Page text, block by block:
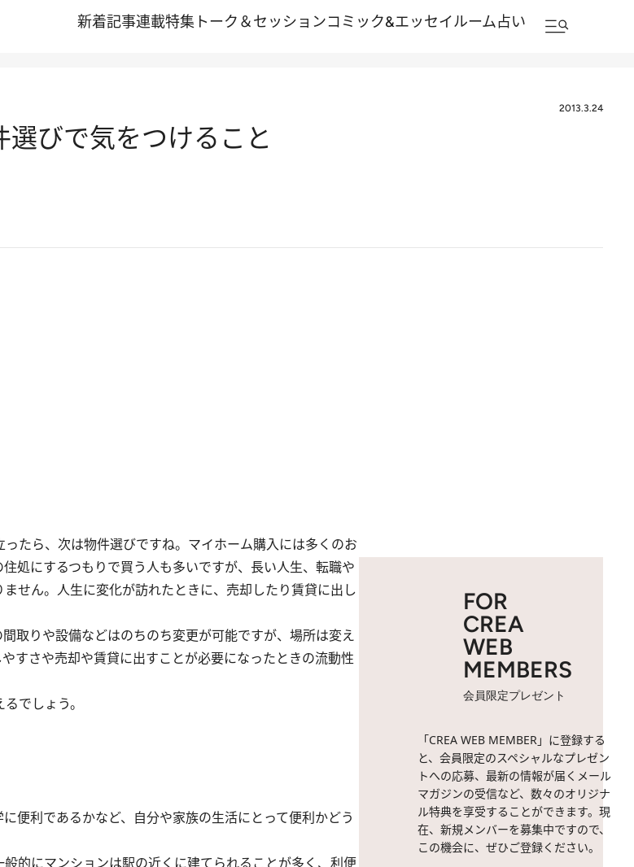
新着記事連載特集 トーク＆セッションコミック&エッセイルーム占い
2013.3.24
びで気をつけること
たら、次は物件選びですね。マイホーム購入には多くのお
処にするつもりで買う人も多いですが、長い人生、転職や
せん。人生に変化が訪れたときに、売却したり賃貸に出し
取りや設備などはのちのち変更が可能ですが、場所は変え
すさや売却や賃貸に出すことが必要になったときの流動性
でしょう。
便利であるかなど、自分や家族の生活にとって便利かどう
的にマンションは駅の近くに建てられることが多く、利便
FOR
CREA
WEB
MEMBERS
会員限定プレゼント
「CREA WEB MEMBER」に登録する
と、会員限定のスペシャルなプレゼン
トへの応募、最新の情報が届くメール
マガジンの受信など、数々のオリジナ
ル特典を享受することができます。現
在、新規メンバーを募集中ですので、
この機会に、ぜひご登録ください。